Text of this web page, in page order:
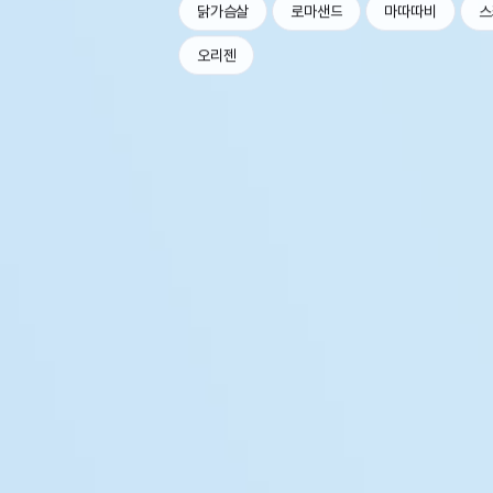
닭가슴살 로마샌드 마따따비
오리젠